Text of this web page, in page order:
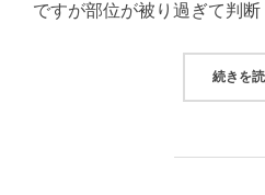
ですが部位が被り過ぎて判
続きを